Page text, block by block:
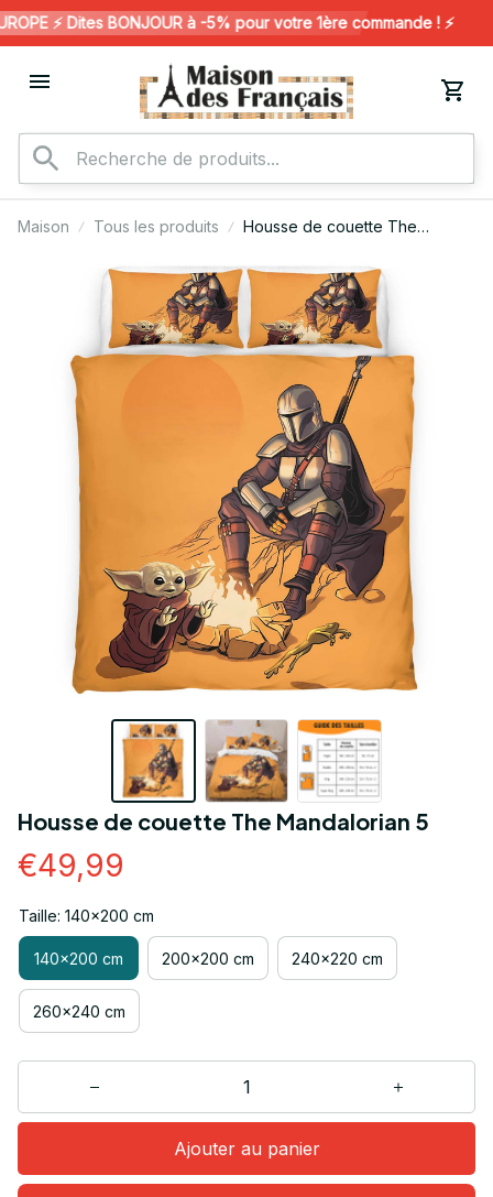
⚡️ Dites BONJOUR à -5% pour votre 1ère commande ! ⚡️
Maison Tous les produits
Housse de couette The
Housse de couette The Mandalorian 5
€49,99
Taille: 140x200 cm
140x200 cm 200x200 cm 240x220 cm
260x240 cm
Ajouter au panier